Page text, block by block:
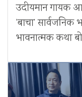
उदीयमान गायक
‘बाचा’
भावनात्मक कथा